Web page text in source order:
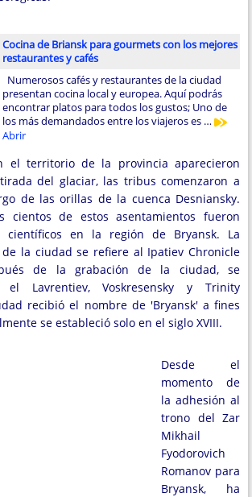
Cocina de Briansk para gourmets con los mejores
restaurantes y cafés
Numerosos cafés y restaurantes de la ciudad
presentan cocina local y europea. Aquí podrás
encontrar platos para todos los gustos; Uno de
los más demandados entre los viajeros es …
Abrir
el territorio de la provincia aparecieron
del glaciar, las tribus comenzaron a
de las orillas de la cuenca Desniansky.
cientos de estos asentamientos fueron
científicos en la región de Bryansk. La
la ciudad se refiere al Ipatiev Chronicle
de la grabación de la ciudad, se
el Lavrentiev, Voskresensky y Trinity
recibió el nombre de 'Bryansk' a fines
se estableció solo en el siglo XVIII.
Desde el
momento de
la adhesión al
trono del Zar
Mikhail
Fyodorovich
Romanov para
Bryansk, ha